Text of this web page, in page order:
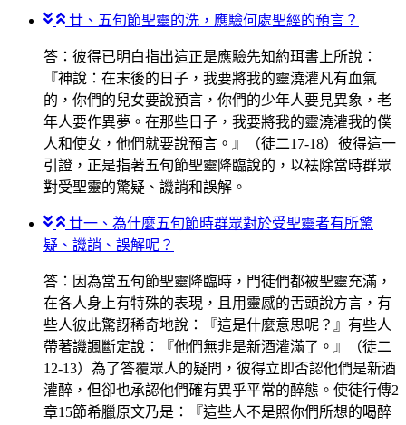
廿、五旬節聖靈的洗，應驗何處聖經的預言？
答：彼得已明白指出這正是應驗先知約珥書上所說：
『神說：在末後的日子，我要將我的靈澆灌凡有血氣
的，你們的兒女要說預言，你們的少年人要見異象，老
年人要作異夢。在那些日子，我要將我的靈澆灌我的僕
人和使女，他們就要說預言。』（徒二17-18）彼得這一
引證，正是指著五旬節聖靈降臨說的，以袪除當時群眾
對受聖靈的驚疑、譏誚和誤解。
廿一、為什麼五旬節時群眾對於受聖靈者有所驚
疑、譏誚、誤解呢？
答：因為當五旬節聖靈降臨時，門徒們都被聖靈充滿，
在各人身上有特殊的表現，且用靈感的舌頭說方言，有
些人彼此驚訝稀奇地說：『這是什麼意思呢？』有些人
帶著譏諷斷定說：『他們無非是新酒灌滿了。』（徒二
12-13）為了答覆眾人的疑問，彼得立即否認他們是新酒
灌醉，但卻也承認他們確有異乎平常的醉態。使徒行傳2
章15節希臘原文乃是：『這些人不是照你們所想的喝醉